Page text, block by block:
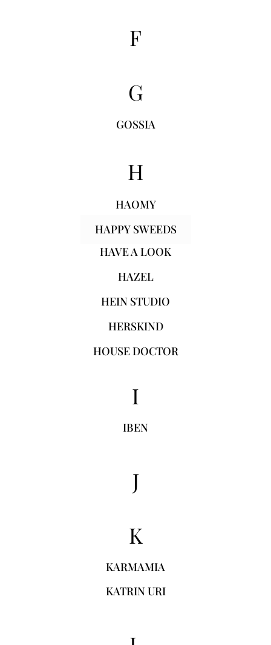
F
G
GOSSIA
H
HAOMY
HAPPY SWEEDS
HAVE A LOOK
HAZEL
HEIN STUDIO
HERSKIND
HOUSE DOCTOR
I
IBEN
J
K
KARMAMIA
KATRIN URI